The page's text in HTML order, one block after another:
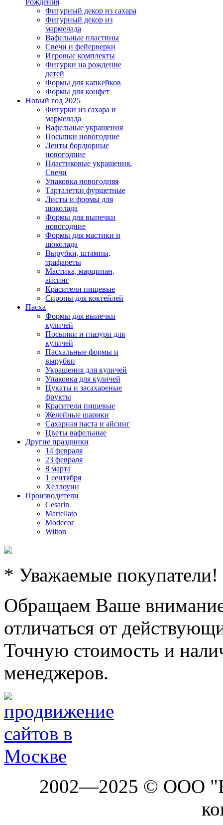
Фигурный декор из сахара
Фигурный декор из
мармелада
Вафельные пластины
Свечи и фейерверки
Игровые комплекты
Фигурки на рождение
детей
Формы для капкейков
Формы для конфет
Новый год 2025
Фигурки из сахара и
мармелада
Вафельные украшения
Посыпки новогодние
Ленты бордюрные
новогодние
Пластиковые украшения.
Свечи
Упаковка новогодняя
Тарталетки фуршетные
Листы и формы для
шоколада
Формы для выпечки
новогодние
Формы для мастики и
шоколада
Вырубки, штампы,
трафареты
Мастика, марципан,
айсинг
Красители пищевые
Сиропы для коктейлей
Пасха
Формы для выпечки
куличей
Посыпки и глазури для
куличей
Пасхальные формы и
вырубки
Украшения для куличей
Упаковка для куличей
Цукаты и засахареные
фрукты
Красители пищевые
Желейные шарики
Сахарная паста и айсинг
Цветы вафельные
Другие праздники
14 февраля
23 февраля
8 марта
1 сентября
Хеллоуин
Производители
Cesarin
Martellato
Modecor
Wilton
* Уважаемые покупатели!
Обращаем Ваше
отличаться от
Точную стоимость и
менеджеров.
2002—2025 © ООО